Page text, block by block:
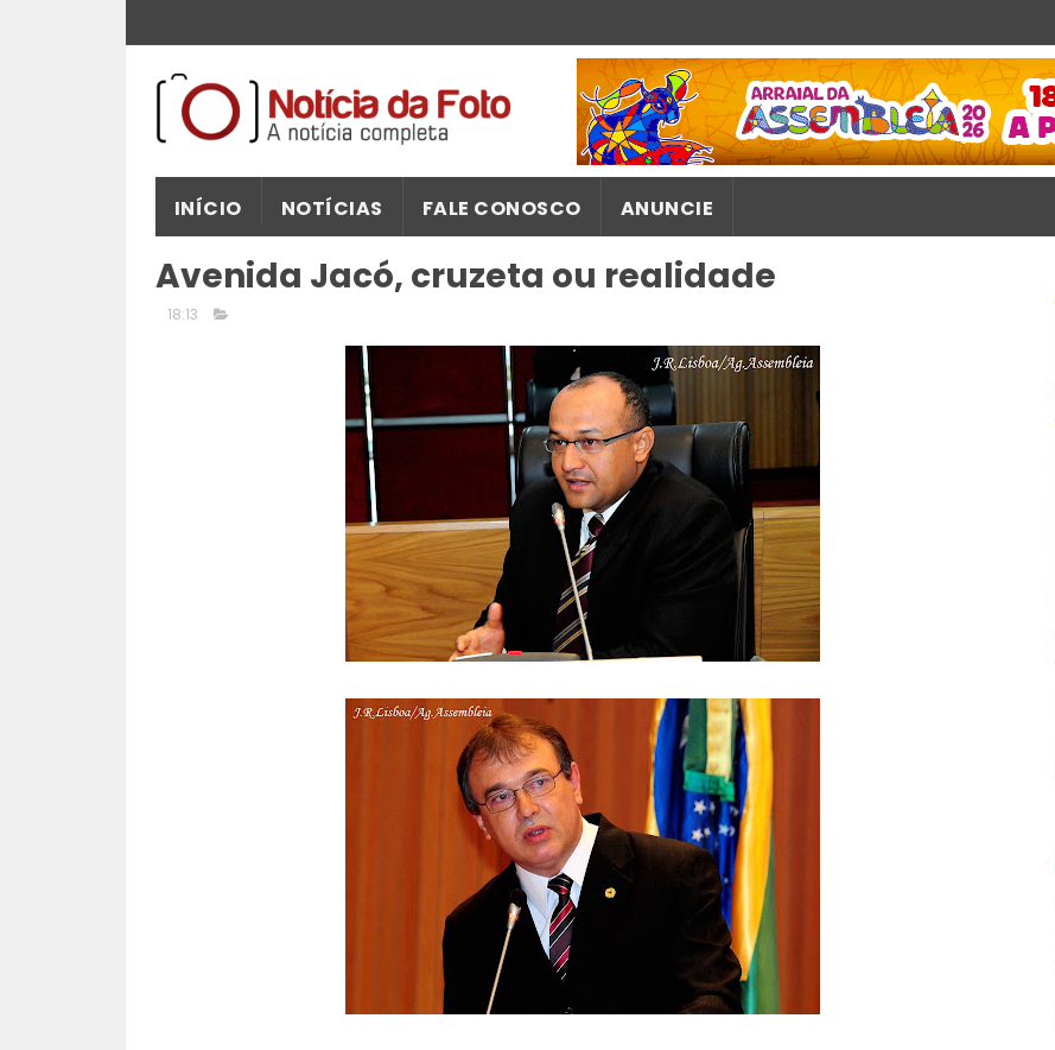
INÍCIO NOTÍCIAS FALE CONOSCO ANUNCIE
Avenida Jacó, cruzeta ou realidade
18:13